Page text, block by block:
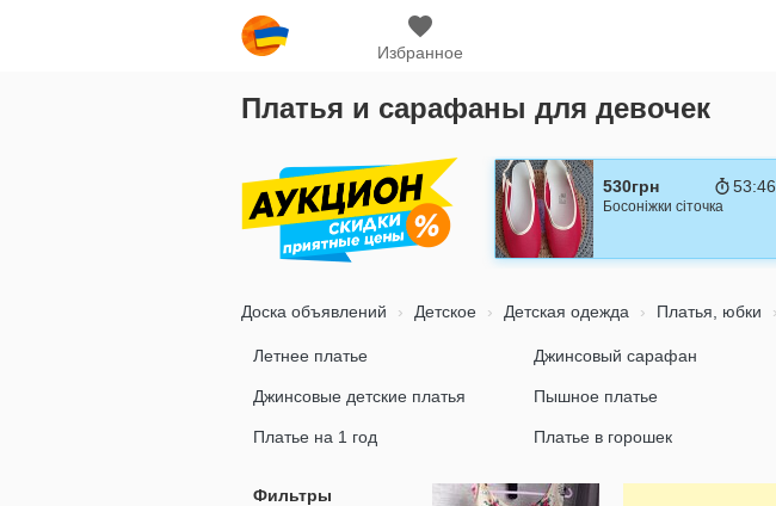
Избранное
Платья и сарафаны для девочек
530грн 53:45
Босоніжки сіточка
Доска объявлений Детское Детская одежда Платья, юбки
Летнее платье Джинсовый сарафан
Джинсовые детские платья Пышное платье
Платье на 1 год Платье в горошек
Фильтры